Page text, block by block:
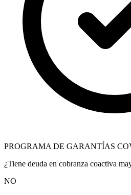
PROGRAMA DE GARANTÍAS
¿Tiene deuda en cobranza coactiva
NO